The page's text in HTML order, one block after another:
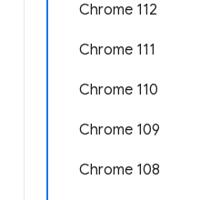
Chrome 112
Chrome 111
Chrome 110
Chrome 109
Chrome 108